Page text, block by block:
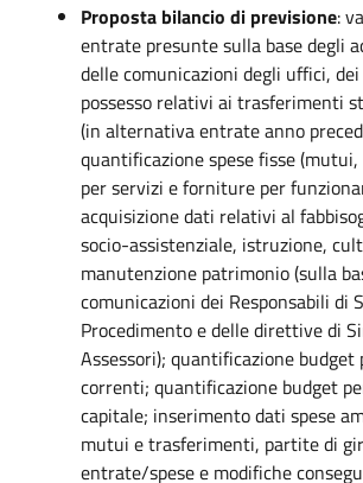
Proposta bilancio di previsione:
entrate presunte sulla base degli
delle comunicazioni degli uffici,
possesso relativi ai trasferimenti
(in alternativa entrate anno
quantificazione spese fisse
per servizi e forniture per
acquisizione dati relativi al
socio-assistenziale, istruzione,
manutenzione patrimonio (sulla
comunicazioni dei Responsabili di
Procedimento e delle direttive di
Assessori); quantificazione budget
correnti; quantificazione budget
capitale; inserimento dati spese
mutui e trasferimenti, partite di
entrate/spese e modifiche